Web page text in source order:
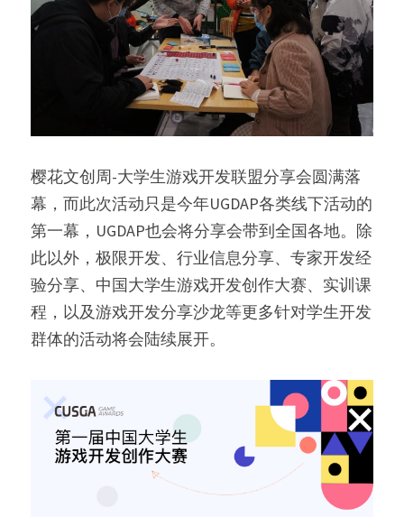
樱花文创周-大学生游戏开发联盟分享会圆满落
幕，而此次活动只是今年UGDAP各类线下活动的
第一幕，UGDAP也会将分享会带到全国各地。除
此以外，极限开发、行业信息分享、专家开发经
验分享、中国大学生游戏开发创作大赛、实训课
程，以及游戏开发分享沙龙等更多针对学生开发
群体的活动将会陆续展开。